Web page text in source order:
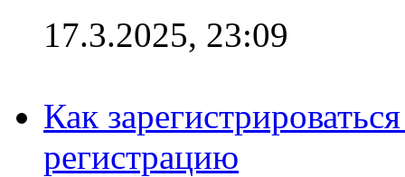
17.3.2025, 23:09
Как
регистрацию